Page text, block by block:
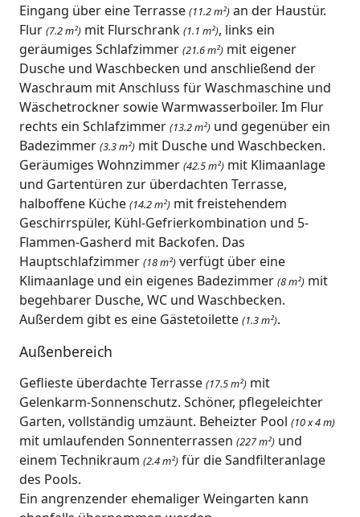
Eingang über eine Terrasse (11.2 m²) an der Haustür.
Flur (7.2 m²) mit Flurschrank (1.1 m²), links ein
geräumiges Schlafzimmer (21.6 m²) mit eigener
Dusche und Waschbecken und anschließend der
Waschraum mit Anschluss für Waschmaschine und
Wäschetrockner sowie Warmwasserboiler. Im Flur
rechts ein Schlafzimmer (13.2 m²) und gegenüber ein
Badezimmer (3.3 m²) mit Dusche und Waschbecken.
Geräumiges Wohnzimmer (42.5 m²) mit Klimaanlage
und Gartentüren zur überdachten Terrasse,
halboffene Küche (14.2 m²) mit freistehendem
Geschirrspüler, Kühl-Gefrierkombination und 5-
Flammen-Gasherd mit Backofen. Das
Hauptschlafzimmer (18 m²) verfügt über eine
Klimaanlage und ein eigenes Badezimmer (8 m²) mit
begehbarer Dusche, WC und Waschbecken.
Außerdem gibt es eine Gästetoilette (1.3 m²).
Außenbereich
Geflieste überdachte Terrasse (17.5 m²) mit
Gelenkarm-Sonnenschutz. Schöner, pflegeleichter
Garten, vollständig umzäunt. Beheizter Pool (10 x 4 m)
mit umlaufenden Sonnenterrassen (227 m²) und
einem Technikraum (2.4 m²) für die Sandfilteranlage
des Pools.
Ein angrenzender ehemaliger Weingarten kann